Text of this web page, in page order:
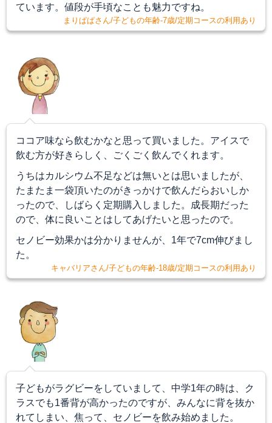
ています。値段が手頃なことも魅力ですね。
まりぱぱさん/子どもの年齢-7歳/定期コースの利用あり
ココア味なら飲むかなと思って買いました。アイスで
飲む方が好きらしく、ごくごく飲んでくれます。
うちはカルシウム不足などは無いとは思いましたが、
たまたま一袋頂いたのがきっかけで飲んだらおいしか
ったので、しばらく定期購入しました。
成長期だった
ので、体に良いことはしてあげたいと思ったので。
セノビー効果かは分かりませんが、1年で7cm伸びまし
た。
キャバリアさん/子どもの年齢-18歳/定期コースの利用あり
子どもがラグビーをしていまして、中学1年の時は、ク
ラスでも1番背が高かったのですが、みんなに背を抜か
れてしまい、焦って、セノビーを飲み始めました。